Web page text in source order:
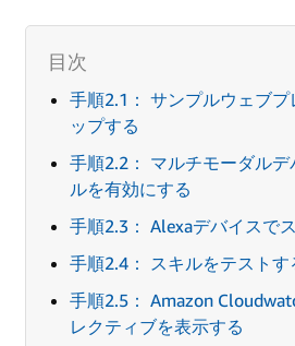
手順2.1： サンプルウェブ
ップする
手順2.2： マルチモーダル
ルを有効にする
手順2.3： Alexaデバイスで
手順2.4： スキルをテストす
手順2.5： Amazon
レクティブを表示する